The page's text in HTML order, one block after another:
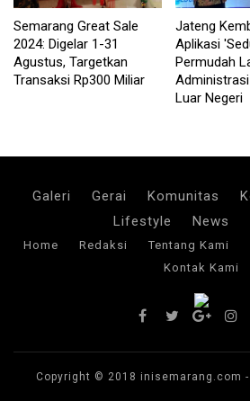
Semarang Great Sale
2024: Digelar 1-31
Agustus, Targetkan
Transaksi Rp300 Miliar
Jateng
Aplikasi
Permudah
Luar Negeri
Galeri Gerai Komunitas
Lifestyle
News
Home Redaksi Tentang Kami
Kontak Kami
Copyright © 2018 inisemarang.com